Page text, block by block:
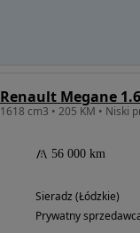
Renault Megane 1.6
1618 cm3 • 205 KM • Niski
56 000 km
Sieradz (Łódzkie)
Prywatny